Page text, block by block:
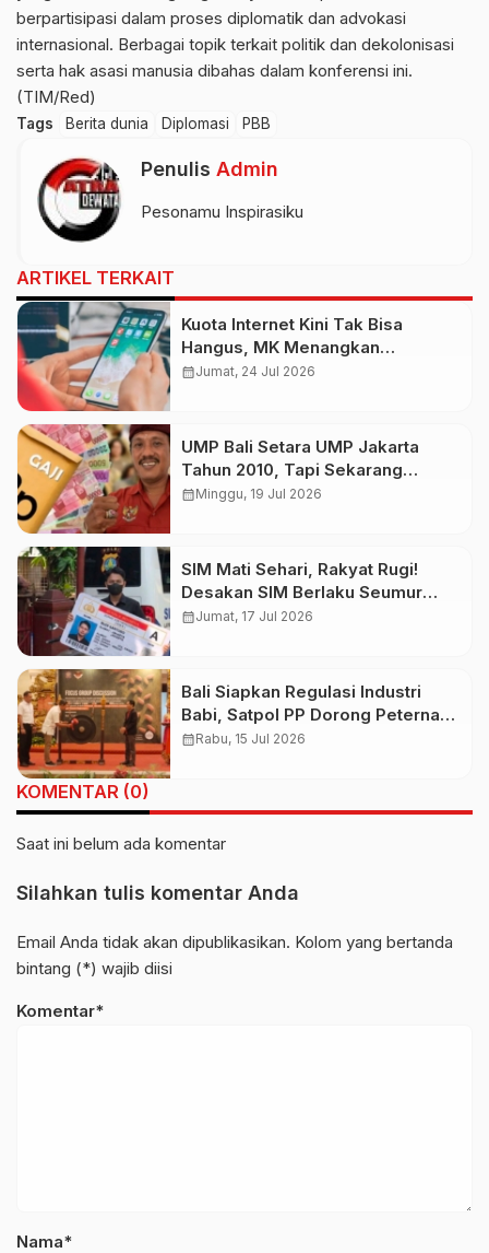
berpartisipasi dalam proses diplomatik dan advokasi
internasional. Berbagai topik terkait politik dan dekolonisasi
serta hak asasi manusia dibahas dalam konferensi ini.
(TIM/Red)
Tags Berita dunia Diplomasi PBB
Penulis Admin
Pesonamu Inspirasiku
ARTIKEL TERKAIT
Kuota Internet Kini Tak Bisa
Hangus, MK Menangkan
Konsumen
calendar_monthJumat, 24 Jul 2026
UMP Bali Setara UMP Jakarta
Tahun 2010, Tapi Sekarang
Timpang Jauh. Sekretaris ARUN
calendar_monthMinggu, 19 Jul 2026
SIM Mati Sehari, Rakyat Rugi!
Desakan SIM Berlaku Seumur
Hidup Kian Menguat
calendar_monthJumat, 17 Jul 2026
Bali Siapkan Regulasi Industri
Babi, Satpol PP Dorong Peternak
Lebih Sejahtera
calendar_monthRabu, 15 Jul 2026
KOMENTAR (0)
Saat ini belum ada komentar
Silahkan tulis komentar Anda
Email Anda tidak akan dipublikasikan. Kolom yang bertanda
bintang (*) wajib diisi
Komentar*
Nama*